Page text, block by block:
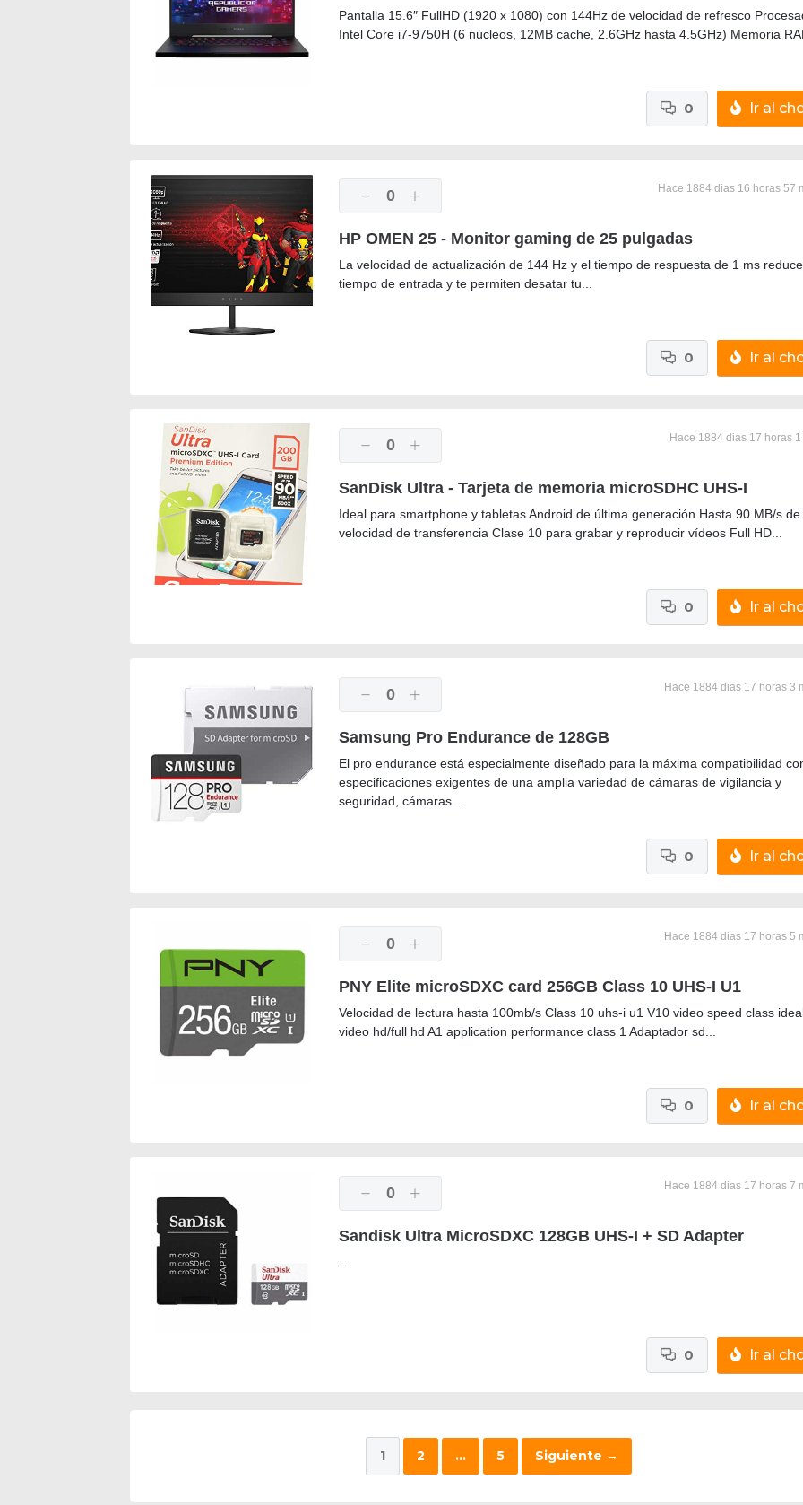
Pantalla 15.6″ FullHD (1920 x 1080) con 144Hz de velocidad de refresco
Intel Core i7-9750H (6 núcleos, 12MB cache, 2.6GHz hasta 4.5GHz) Memoria
Ir al
0
0 Hace 1884 dias 16 horas 57
HP OMEN 25 - Monitor gaming de 25 pulgadas
La velocidad de actualización de 144 Hz y el tiempo de respuesta de 1 ms
tiempo de entrada y te permiten desatar tu...
Ir al
0
0 Hace 1884 dias 17 horas
SanDisk Ultra - Tarjeta de memoria microSDHC UHS-I
Ideal para smartphone y tabletas Android de última generación Hasta 90 MB/s de
velocidad de transferencia Clase 10 para grabar y reproducir vídeos Full HD...
Ir al
0
0 Hace 1884 dias 17 horas 3
Samsung Pro Endurance de 128GB
El pro endurance está especialmente diseñado para la máxima compatibilidad
especificaciones exigentes de una amplia variedad de cámaras de vigilancia y
seguridad, cámaras...
Ir al
0
0 Hace 1884 dias 17 horas 5
PNY Elite microSDXC card 256GB Class 10 UHS-I U1
Velocidad de lectura hasta 100mb/s Class 10 uhs-i u1 V10 video speed class
video hd/full hd A1 application performance class 1 Adaptador sd...
Ir al
0
0 Hace 1884 dias 17 horas 7
Sandisk Ultra MicroSDXC 128GB UHS-I + SD Adapter
Ir al
0
1 2 … 5 Siguiente →